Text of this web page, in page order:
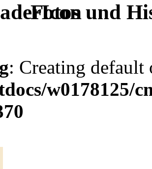
Fotos und
: Creating
w0178125/